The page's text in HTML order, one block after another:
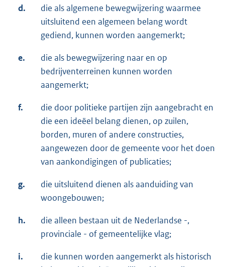
d.
die als algemene bewegwijzering waarmee
uitsluitend een algemeen belang wordt
gediend, kunnen worden aangemerkt;
e.
die als bewegwijzering naar en op
bedrijventerreinen kunnen worden
aangemerkt;
f.
die door politieke partijen zijn aangebracht en
die een ideëel belang dienen, op zuilen,
borden, muren of andere constructies,
aangewezen door de gemeente voor het doen
van aankondigingen of publicaties;
g.
die uitsluitend dienen als aanduiding van
woongebouwen;
h.
die alleen bestaan uit de Nederlandse -,
provinciale - of gemeentelijke vlag;
i.
die kunnen worden aangemerkt als historisch